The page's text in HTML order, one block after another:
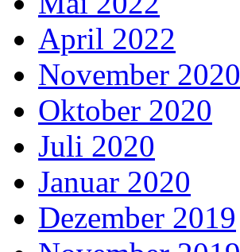
April 2022
November 2020
Oktober 2020
Juli 2020
Januar 2020
Dezember 2019